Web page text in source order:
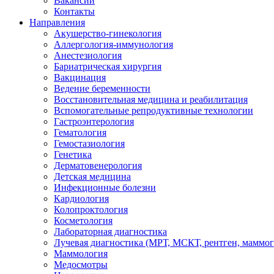
Контакты
Направления
Акушерство-гинекология
Аллергология-иммунология
Анестезиология
Бариатрическая хирургия
Вакцинация
Ведение беременности
Восстановительная медицина и реабилитация
Вспомогательные репродуктивные технологии
Гастроэнтерология
Гематология
Гемостазиология
Генетика
Дерматовенерология
Детская медицина
Инфекционные болезни
Кардиология
Колопроктология
Косметология
Лабораторная диагностика
Лучевая диагностика (МРТ, МСКТ, рентген,
Маммология
Медосмотры